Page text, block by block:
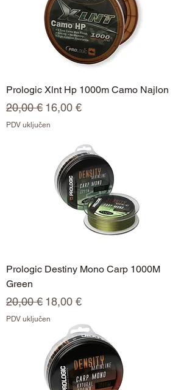
Prologic Xlnt Hp 1000m Camo Najlon
Redovna cijena
20,00 € Cijena s popustom
16,00 €
PDV uključen
Prologic Destiny Mono Carp 1000M
Green
Redovna cijena
20,00 € Cijena s popustom
18,00 €
PDV uključen